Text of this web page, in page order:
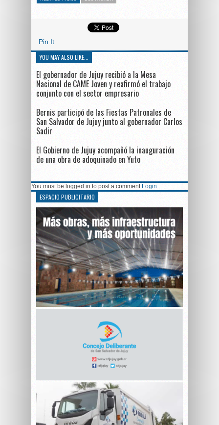
Pin It
YOU MAY ALSO LIKE...
El gobernador de Jujuy recibió a la Mesa
Nacional de CAME Joven y reafirmó el trabajo
conjunto con el sector empresario
Bernis participó de las Fiestas Patronales de
San Salvador de Jujuy junto al gobernador Carlos
Sadir
El Gobierno de Jujuy acompañó la inauguración
de una obra de adoquinado en Yuto
You must be logged in to post a comment Login
ESPACIO PUBLICITARIO